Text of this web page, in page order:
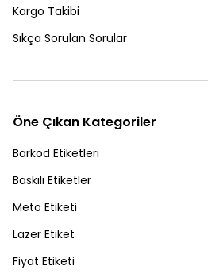
Kargo Takibi
Sıkça Sorulan Sorular
Öne Çıkan Kategoriler
Barkod Etiketleri
Baskılı Etiketler
Meto Etiketi
Lazer Etiket
Fiyat Etiketi